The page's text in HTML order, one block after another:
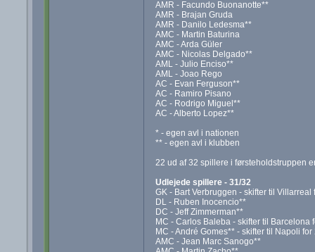
AMR - Facundo Buonanotte**
AMR - Brajan Gruda
AMR - Danilo Ledesma**
AMC - Martin Baturina
AMC - Arda Güler
AMC - Nicolas Delgado**
AML - Julio Enciso**
AML - Joao Rego
AC - Evan Ferguson**
AC - Ramiro Pisano
AC - Rodrigo Miguel**
AC - Alberto Lopez**
* - egen avl i nationen
** - egen avl i klubben
22 ud af 32 spillere i førsteholdstruppen
Udlejede spillere - 31/32
GK - Bart Verbruggen - skifter til
DL - Ruben Inocencio**
DC - Jeff Zimmerman**
MC - Carlos Baleba - skifter til Barcelona
MC - André Gomes** - skifter til Napoli
AMC - Jean Marc Sanogo**